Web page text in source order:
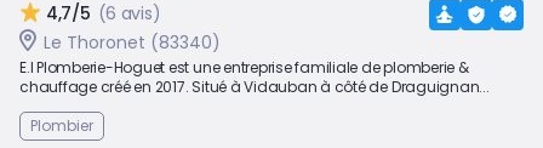
4,7/5 (6 avis)
Le Thoronet (83340)
E.I Plomberie-Hoguet est une entreprise familiale de plomberie &
chauffage créé en 2017. Situé à Vidauban à côté de Draguignan...
Plombier